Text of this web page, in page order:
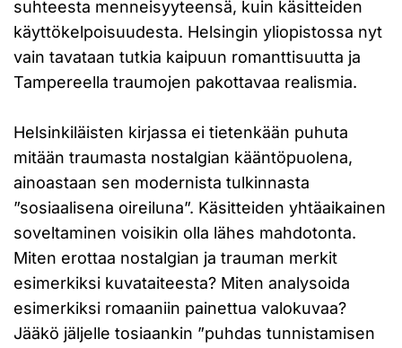
suhteesta menneisyyteensä, kuin käsitteiden
käyttökelpoisuudesta. Helsingin yliopistossa nyt
vain tavataan tutkia kaipuun romanttisuutta ja
Tampereella traumojen pakottavaa realismia.
Helsinkiläisten kirjassa ei tietenkään puhuta
mitään traumasta nostalgian kääntöpuolena,
ainoastaan sen modernista tulkinnasta
”sosiaalisena oireiluna”. Käsitteiden yhtäaikainen
soveltaminen voisikin olla lähes mahdotonta.
Miten erottaa nostalgian ja trauman merkit
esimerkiksi kuvataiteesta? Miten analysoida
esimerkiksi romaaniin painettua valokuvaa?
Jääkö jäljelle tosiaankin ”puhdas tunnistamisen